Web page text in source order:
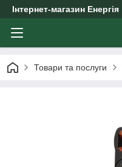
Інтернет-магазин Енергія
Товари та послуги